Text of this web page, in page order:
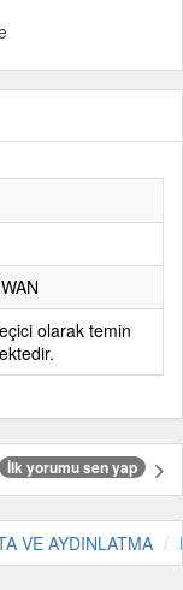
olarak temin
İlk yorumu sen yap
VE AYDINLATMA